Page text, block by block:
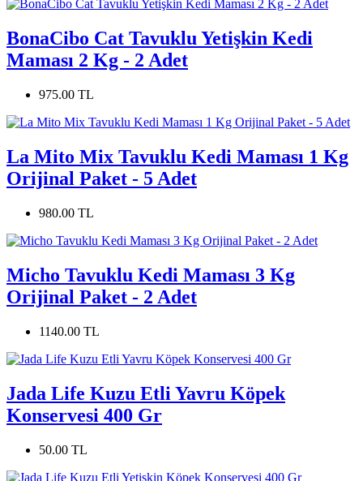
BonaCibo Cat Tavuklu Yetişkin Kedi
Maması 2 Kg - 2 Adet
975.00 TL
La Mito Mix Tavuklu Kedi Maması 1 Kg
Orijinal Paket - 5 Adet
980.00 TL
Micho Tavuklu Kedi Maması 3 Kg
Orijinal Paket - 2 Adet
1140.00 TL
Jada Life Kuzu Etli Yavru Köpek
Konservesi 400 Gr
50.00 TL